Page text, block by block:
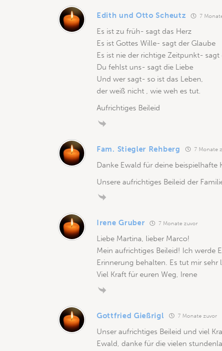
Edith und Otto Scheutz 7
Es ist zu früh- sagt das Herz
Es ist Gottes Wille- sagt der Glaube
Es ist nie der richtige Zeitpunkt- sagt
Du fehlst uns- sagt die Liebe
Und wer sagt- so ist das Leben,
der weiß nicht , wie weh es tut.
Aufrichtiges Beileid
Fam. Stiegler Rehberg 7 Monate
Danke Ewald für deine
Unsere aufrichtiges Beileid der
Irene Gruber 7 Monate zuvor
Liebe Martina, lieber Marco!
Mein aufrichtiges Beileid! Ich werde
Erinnerung behalten. Es tut mir
Viel Kraft für euren Weg, Irene
Gottfried Gießrigl 7 Monate zuvor
Unser aufrichtiges Beileid und viel
Ewald, danke für die vielen